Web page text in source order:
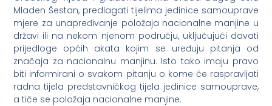
Mladen Šestan, predlagati tijelima jedinice samouprave
mjere za unapređivanje položaja nacionalne manjine u
državi ili na nekom njenom području, uključujući davati
prijedloge općih akata kojim se uređuju pitanja od
značaja za nacionalnu manjinu. Isto tako imaju pravo
biti informirani o svakom pitanju o kome će raspravljati
radna tijela predstavničkog tijela jedinice samouprave,
a tiče se položaja nacionalne manjine.